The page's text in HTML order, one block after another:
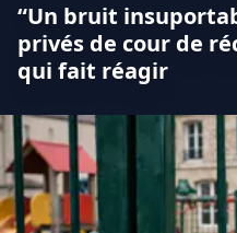
“Un bruit
privés de cour de
qui fait réagir